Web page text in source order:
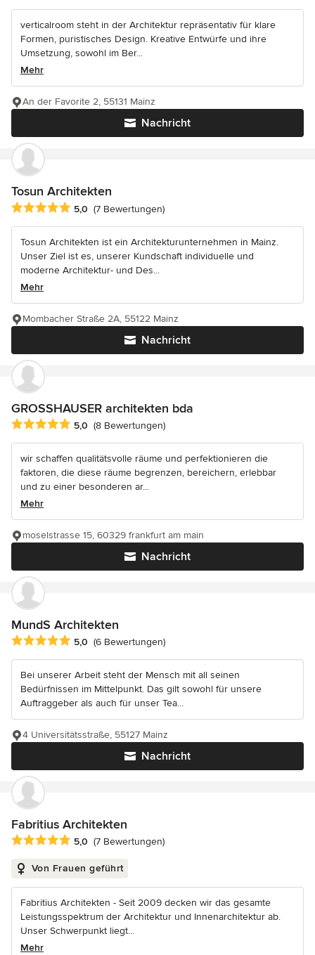
verticalroom steht in der Architektur repräsentativ für klare
Formen, puristisches Design. Kreative Entwürfe und ihre
Umsetzung, sowohl im Ber...
Mehr
Nachricht
An der Favorite 2, 55131 Mainz
Tosun Architekten
Durchschnittliche Bewertung: 5 von 5 Sternen
5,0 (7 Bewertungen)
Tosun Architekten ist ein Architekturunternehmen in Mainz.
Unser Ziel ist es, unserer Kundschaft individuelle und
moderne Architektur- und Des...
Mehr
Nachricht
Mombacher Straße 2A, 55122 Mainz
GROSSHAUSER architekten bda
Durchschnittliche Bewertung: 5 von 5 Sternen
5,0 (8 Bewertungen)
wir schaffen qualitätsvolle räume und perfektionieren die
faktoren, die diese räume begrenzen, bereichern, erlebbar
und zu einer besonderen ar...
Mehr
Nachricht
moselstrasse 15, 60329 frankfurt am main
MundS Architekten
Durchschnittliche Bewertung: 5 von 5 Sternen
5,0 (6 Bewertungen)
Bei unserer Arbeit steht der Mensch mit all seinen
Bedürfnissen im Mittelpunkt. Das gilt sowohl für unsere
Auftraggeber als auch für unser Tea...
Nachricht
4 Universitätsstraße, 55127 Mainz
Fabritius Architekten
Durchschnittliche Bewertung: 5 von 5 Sternen
5,0 (7 Bewertungen)
Von Frauen geführt
Fabritius Architekten - Seit 2009 decken wir das gesamte
Leistungsspektrum der Architektur und Innenarchitektur ab.
Unser Schwerpunkt liegt...
Mehr